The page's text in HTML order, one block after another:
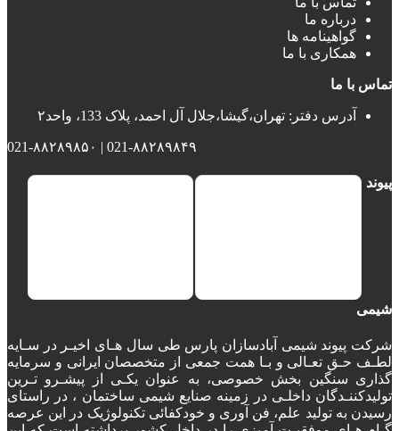
درباره ما
گواهینامه ها
همکاری با ما
تماس با ما
آدرس دفتر: تهران،گیشا،جلال آل احمد، پلاک 133، واحد۲
021-۸۸۲۸۹۸۴۹ | 021-۸۸۲۸۹۸۵۰
پیوند
شیمی
شرکت پیوند شیمی آبادسازان پارس طی سال هـای اخیـر در سـایه
لطـف حـق تعـالی و بـا همت جمعی از متخصصان ایرانی و سرمایه
گذاری سنگین بخش خصوصی، به عنوان یکـی از پیشـرو تـرین
تولیدکننـدگان داخلـی در زمینه صنایع شیمی ساختمان ، در راستای
رسیدن به تولید علم، فن آوری و خودکفائی تکنولوژیک در این عرصه